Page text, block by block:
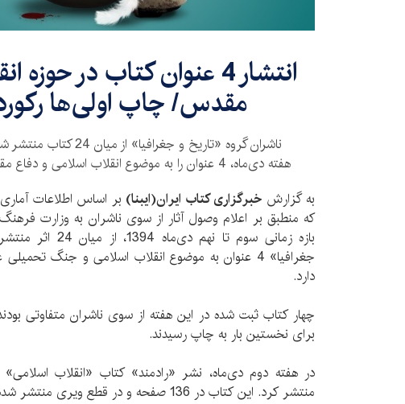
انتشار 4 عنوان کتاب در
مقدس/ چاپ اولی‌ها
ناشران گروه «تاریخ و
هفته دی‌ماه، 4 عنوان را به موضوع انقلاب اسلامی و دفاع مقدس اختصاص دادند.
به گزارش خبرگزاری کتاب ایران(ایبنا) بر اساس اطلاعات
که منطبق بر اعلام وصول آثار از سوی ناشران به وزارت
بازه زمانی سوم تا
جغرافیا» 4 عنوان به موضوع انقلاب اسلامی و جنگ
دارد.
چهار کتاب ثبت شده در این هفته از سوی ناشران متفاوتی
برای نخستین بار به چاپ رسیدند.
در هفته دوم دی‌ماه، نشر «رادمند» کتاب «انقلاب اسلامی»
منتشر کرد. این کتاب در 136 صفحه و در قطع ویری منتشر شده است.